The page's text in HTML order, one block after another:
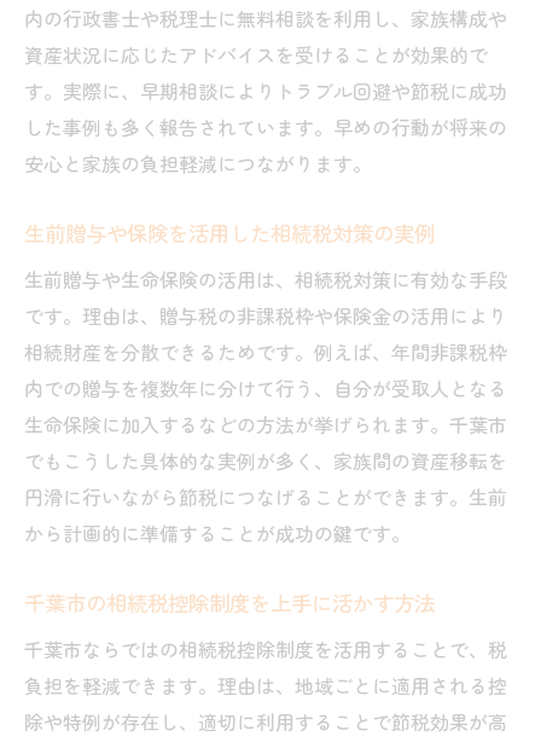
内の行政書士や税理士に無料相談を利用し、家族構成や
資産状況に応じたアドバイスを受けることが効果的で
す。実際に、早期相談によりトラブル回避や節税に成功
した事例も多く報告されています。早めの行動が将来の
安心と家族の負担軽減につながります。
生前贈与や保険を活用した相続税対策の実例
生前贈与や生命保険の活用は、相続税対策に有効な手段
です。理由は、贈与税の非課税枠や保険金の活用により
相続財産を分散できるためです。例えば、年間非課税枠
内での贈与を複数年に分けて行う、自分が受取人となる
生命保険に加入するなどの方法が挙げられます。千葉市
でもこうした具体的な実例が多く、家族間の資産移転を
円滑に行いながら節税につなげることができます。生前
から計画的に準備することが成功の鍵です。
千葉市の相続税控除制度を上手に活かす方法
千葉市ならではの相続税控除制度を活用することで、税
負担を軽減できます。理由は、地域ごとに適用される控
除や特例が存在し、適切に利用することで節税効果が高